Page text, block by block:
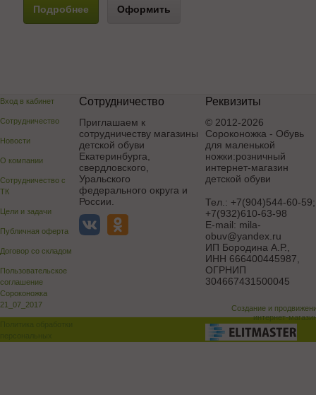
Подробнее Оформить
Вход в кабинет
Сотрудничество
Новости
О компании
Сотрудничество с
ТК
Цели и задачи
Публичная оферта
Договор со складом
Пользовательское
соглашение
Сороконожка
21_07_2017
Сотрудничество
Приглашаем к
сотрудничеству магазины
детской обуви
Екатеринбурга,
свердловского,
Уральского
федерального округа и
России.
Реквизиты
© 2012-2026
Сороконожка - Обувь
для маленькой
ножки:розничный
интернет-магазин
детской обуви
Тел.: +7(904)544-60-59;
+7(932)610-63-98
E-mail: mila-
obuv@yandex.ru
ИП Бородина А.Р.
ИНН 666400445987,
ОГРНИП
304667431500045
Создание и
интернет-